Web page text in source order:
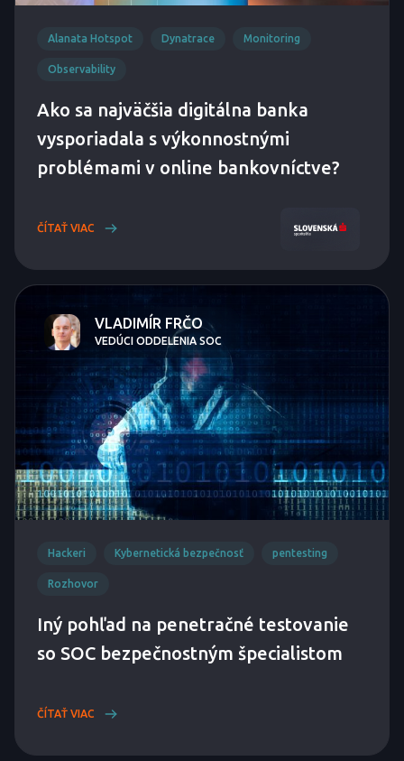
Alanata Hotspot Dynatrace Monitoring
Observability
Ako sa najväčšia digitálna banka
vysporiadala s výkonnostnými
problémami v online bankovníctve?
ČÍTAŤ VIAC
VLADIMÍR FRČO
VEDÚCI ODDELENIA SOC
Hackeri Kybernetická bezpečnosť pentesting
Rozhovor
Iný pohľad na penetračné testovanie
so SOC bezpečnostným špecialistom
ČÍTAŤ VIAC